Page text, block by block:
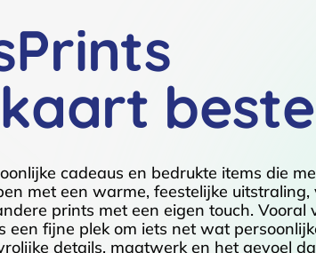
cadeaus en bedrukte items die
met een warme, feestelijke
prints met een eigen touch. Vooral
fijne plek om iets net wat
details, maatwerk en het gevoel